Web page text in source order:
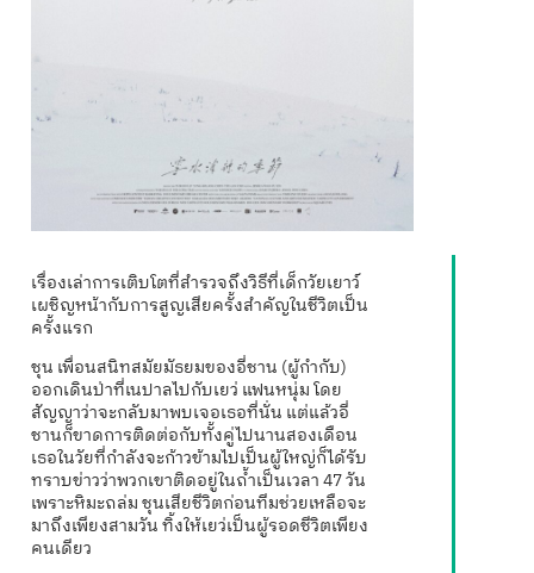
เรื่องเล่าการเติบโตที่สำรวจถึงวิธีที่เด็กวัยเยาว์
เผชิญหน้ากับการสูญเสียครั้งสำคัญในชีวิตเป็น
ครั้งแรก
ชุน เพื่อนสนิทสมัยมัธยมของอี่ชาน (ผู้กำกับ)
ออกเดินป่าที่เนปาลไปกับเยว่ แฟนหนุ่ม โดย
สัญญาว่าจะกลับมาพบเจอเธอที่นั่น แต่แล้วอี่
ชานก็ขาดการติดต่อกับทั้งคู่ไปนานสองเดือน
เธอในวัยที่กำลังจะก้าวข้ามไปเป็นผู้ใหญ่ก็ได้รับ
ทราบข่าวว่าพวกเขาติดอยู่ในถ้ำเป็นเวลา 47 วัน
เพราะหิมะถล่ม ชุนเสียชีวิตก่อนทีมช่วยเหลือจะ
มาถึงเพียงสามวัน ทิ้งให้เยว่เป็นผู้รอดชีวิตเพียง
คนเดียว